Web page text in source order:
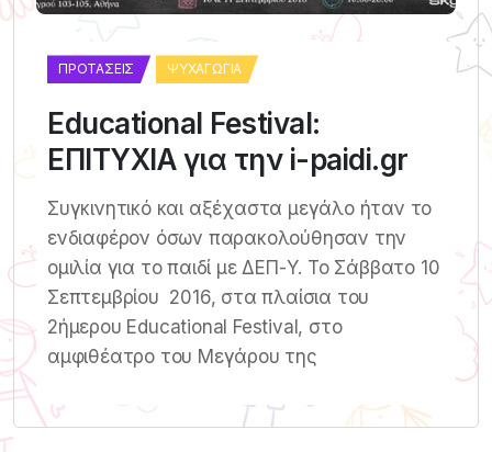
ΠΡΟΤΆΣΕΙΣ ΨΥΧΑΓΩΓΊΑ
Educational Festival:
ΕΠΙΤΥΧΙΑ για την i-paidi.gr
Συγκινητικό και αξέχαστα μεγάλο ήταν το
ενδιαφέρον όσων παρακολούθησαν την
ομιλία για το παιδί με ΔΕΠ-Υ. Το Σάββατο 10
Σεπτεμβρίου 2016, στα πλαίσια του
2ήμερου Educational Festival, στο
αμφιθέατρο του Μεγάρου της